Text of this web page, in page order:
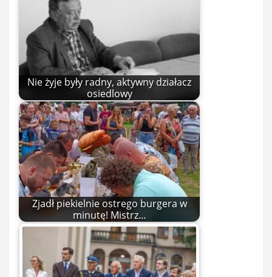
Nie żyje były radny, aktywny działacz
osiedlowy
Zjadł piekielnie ostrego burgera w
minutę! Mistrz…